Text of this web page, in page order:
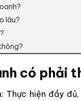
lâu?
có phải
Thực hiện đầy